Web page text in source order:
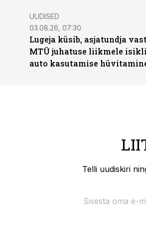
UUDISED
03.08.26, 07:30
Lugeja küsib, asjatundja
MTÜ juhatuse liikmele
auto kasutamise
Telli uudiskiri